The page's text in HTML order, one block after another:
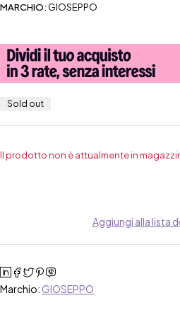
MARCHIO: GIOSEPPO
Sold out
Il prodotto non è attualmente in
Aggiungi alla lista
Marchio: GIOSEPPO